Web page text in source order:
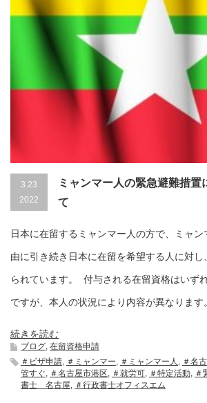
3.23
2022
ミャンマー人の緊急避難措置
て
日本に在留するミャンマー人の方で、ミャ
由に引き続き日本に在留を希望する人に対し
られています。 付与される在留資格はいず
ですが、本人の状況により内容が異なります。
続きを読む
ブログ, 在留資格申請
＃ビザ申請, ＃ミャンマー, ＃ミャンマー人 , ＃名
管すぐ, ＃名古屋市港区, ＃就労可, ＃特定活動, ＃
書士 名古屋, ＃行政書士オフィスエム